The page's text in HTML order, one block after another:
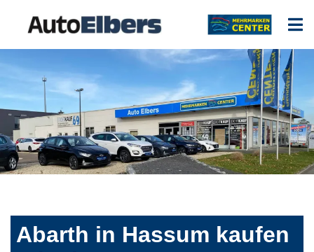
Abarth in Hassum kaufen